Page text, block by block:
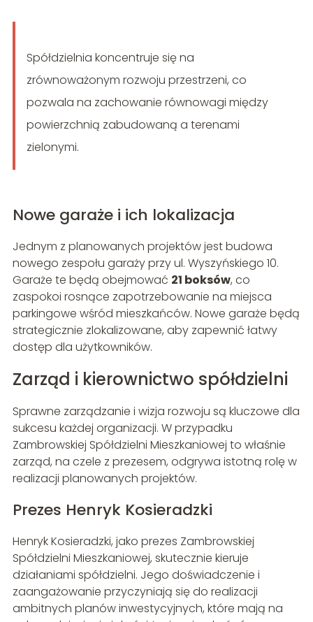
Spółdzielnia koncentruje się na
zrównoważonym rozwoju przestrzeni, co
pozwala na zachowanie równowagi między
powierzchnią zabudowaną a terenami
zielonymi.
Nowe garaże i ich lokalizacja
Jednym z planowanych projektów jest budowa
nowego zespołu garaży przy ul. Wyszyńskiego 10.
Garaże te będą obejmować 21 boksów, co
zaspokoi rosnące zapotrzebowanie na miejsca
parkingowe wśród mieszkańców. Nowe garaże będą
strategicznie zlokalizowane, aby zapewnić łatwy
dostęp dla użytkowników.
Zarząd i kierownictwo spółdzielni
Sprawne zarządzanie i wizja rozwoju są kluczowe dla
sukcesu każdej organizacji. W przypadku
Zambrowskiej Spółdzielni Mieszkaniowej to właśnie
zarząd, na czele z prezesem, odgrywa istotną rolę w
realizacji planowanych projektów.
Prezes Henryk Kosieradzki
Henryk Kosieradzki, jako prezes Zambrowskiej
Spółdzielni Mieszkaniowej, skutecznie kieruje
działaniami spółdzielni. Jego doświadczenie i
zaangażowanie przyczyniają się do realizacji
ambitnych planów inwestycyjnych, które mają na